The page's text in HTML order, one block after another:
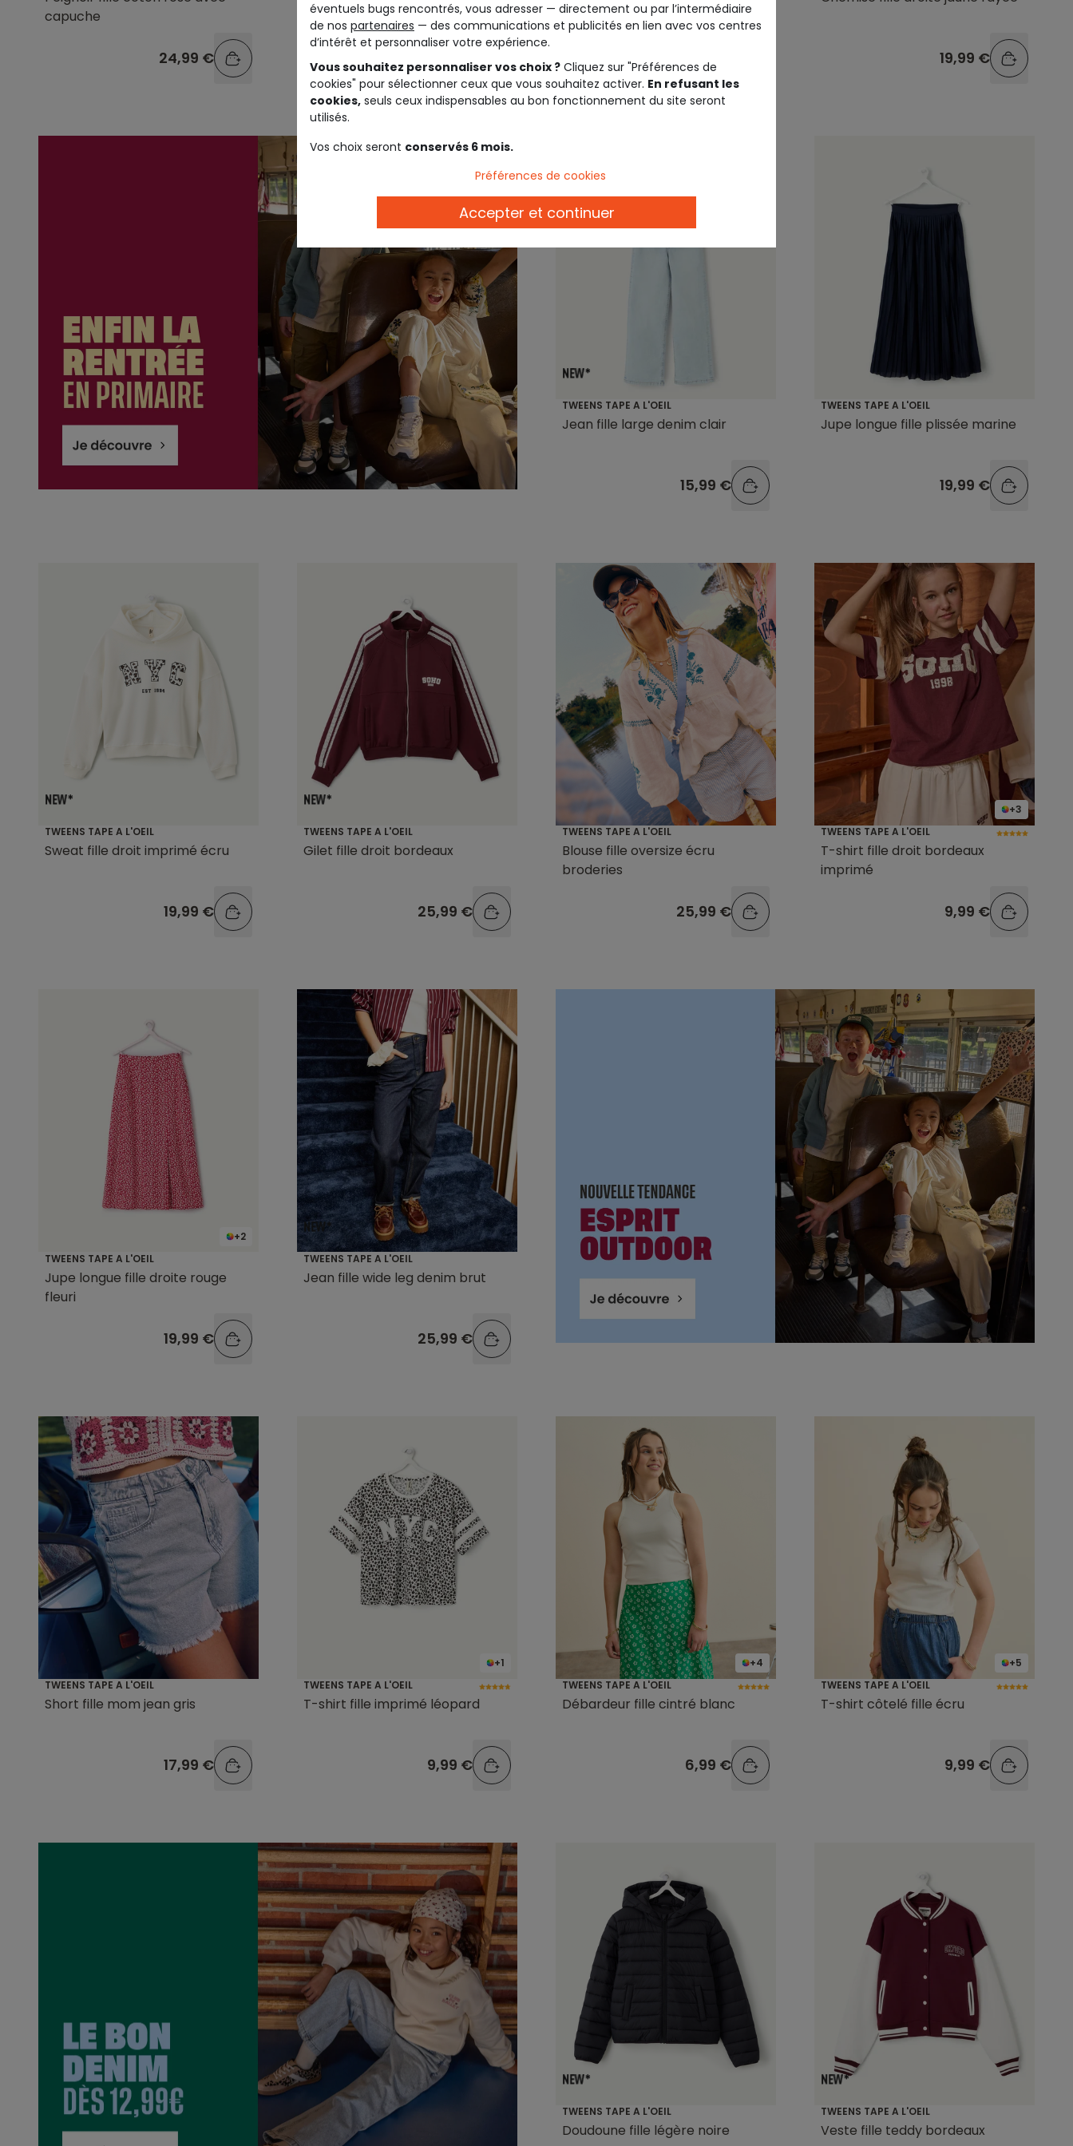
capuche
24,99 € 29,99 € 25,99 € 19,99 €
TWEENS TAPE A L'OEIL
Jean fille large denim clair
15,99 €
TWEENS TAPE A L'OEIL
Jupe longue fille plissée marine
19,99 €
TWEENS TAPE A L'OEIL
Sweat fille droit imprimé écru
19,99 €
TWEENS TAPE A L'OEIL
Gilet fille droit bordeaux
25,99 €
TWEENS TAPE A L'OEIL
Blouse fille oversize écru
broderies
25,99 €
+3
TWEENS TAPE A L'OEIL
T-shirt fille droit bordeaux
imprimé
9,99 €
+2
TWEENS TAPE A L'OEIL
Jupe longue fille droite rouge
fleuri
19,99 €
TWEENS TAPE A L'OEIL
Jean fille wide leg denim brut
25,99 €
TWEENS TAPE A L'OEIL
Short fille mom jean gris
17,99 €
+1
TWEENS TAPE A L'OEIL
T-shirt fille imprimé léopard
9,99 €
+4
TWEENS TAPE A L'OEIL
Débardeur fille cintré blanc
6,99 €
+5
TWEENS TAPE A L'OEIL
T-shirt côtelé fille écru
9,99 €
TWEENS TAPE A L'OEIL
Doudoune fille légère noire
TWEENS TAPE A L'OEIL
Veste fille teddy bordeaux
éventuels bugs rencontrés, vous adresser — directement ou par l’intermédiaire
de nos partenaires — des communications et publicités en lien avec vos centres
d’intérêt et personnaliser votre expérience.
Vous souhaitez personnaliser vos choix ? Cliquez sur "Préférences de
cookies" pour sélectionner ceux que vous souhaitez activer. En refusant les
cookies, seuls ceux indispensables au bon fonctionnement du site seront
utilisés.
Vos choix seront conservés 6 mois.
Préférences de cookies
Accepter et continuer